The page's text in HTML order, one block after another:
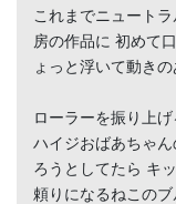
これまでニュート
房の作品に 初めて
ょっと浮いて動きの
ローラーを振り上げ
ハイジおばあちゃ
ろうとしてたら キ
頼りになるねこの